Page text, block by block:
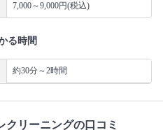
7,000～9,000円(税込)
る時間
約30分～2時間
クリーニングの口コミ